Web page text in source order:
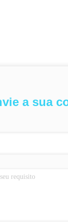
a sua